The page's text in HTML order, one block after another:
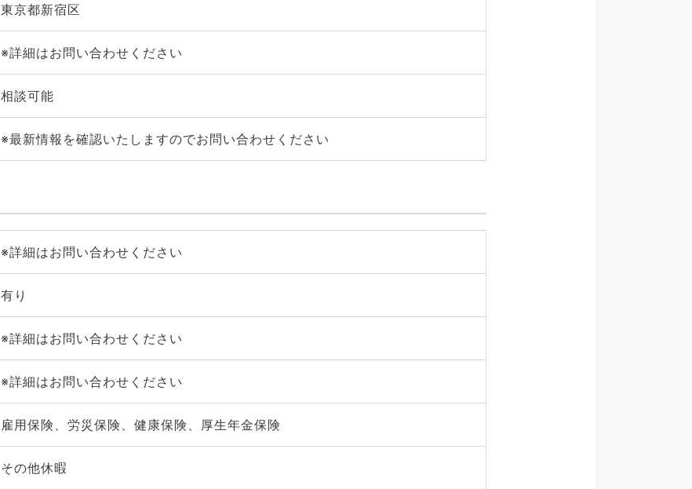
東京都新宿区
※詳細はお問い合わせください
相談可能
※最新情報を確認いたしますのでお問い合わせください
※詳細はお問い合わせください
有り
※詳細はお問い合わせください
※詳細はお問い合わせください
雇用保険、労災保険、健康保険、厚生年金保険
その他休暇